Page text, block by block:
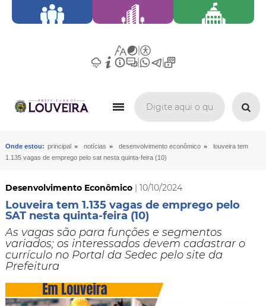
Onde estou: principal » notícias » desenvolvimento econômico »
louveira tem
1.135 vagas de emprego pelo sat nesta quinta-feira (10)
Desenvolvimento Econômico| 10/10/2024
Louveira tem 1.135 vagas de emprego pelo
SAT nesta quinta-feira (10)
​As vagas são para funções e segmentos
variados; os interessados devem cadastrar o
currículo no Portal da Sedec pelo site da
Prefeitura